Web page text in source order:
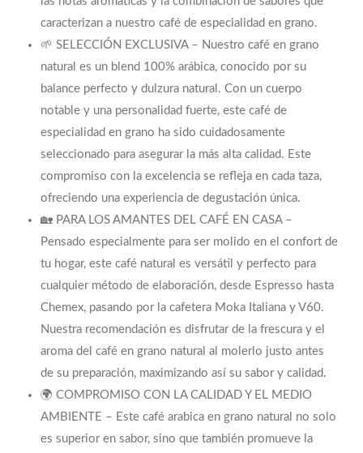
caracterizan a nuestro café de especialidad en grano.
🌱 SELECCIÓN EXCLUSIVA – Nuestro café en grano
natural es un blend 100% arábica, conocido por su
balance perfecto y dulzura natural. Con un cuerpo
notable y una personalidad fuerte, este café de
especialidad en grano ha sido cuidadosamente
seleccionado para asegurar la más alta calidad. Este
compromiso con la excelencia se refleja en cada taza,
ofreciendo una experiencia de degustación única.
🏡 PARA LOS AMANTES DEL CAFÉ EN CASA –
Pensado especialmente para ser molido en el confort de
tu hogar, este café natural es versátil y perfecto para
cualquier método de elaboración, desde Espresso hasta
Chemex, pasando por la cafetera Moka Italiana y V60.
Nuestra recomendación es disfrutar de la frescura y el
aroma del café en grano natural al molerlo justo antes
de su preparación, maximizando así su sabor y calidad.
🌍 COMPROMISO CON LA CALIDAD Y EL MEDIO
AMBIENTE – Este café arabica en grano natural no solo
es superior en sabor, sino que también promueve la